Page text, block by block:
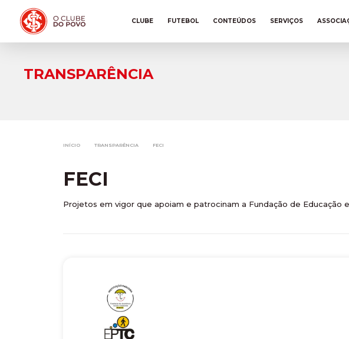
CLUBE FUTEBOL CONTEÚDOS SERVIÇOS
TRANSPARÊNCIA
INÍCIO TRANSPARÊNCIA FECI
FECI
Projetos em vigor que apoiam e patrocinam a Fundação de Educação